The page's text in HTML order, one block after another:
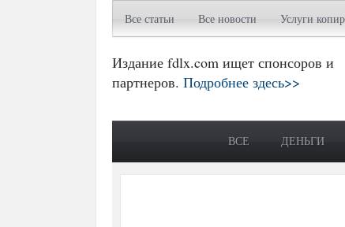
Все статьи Все новости Услуги
Издание fdlx.com ищет спонсоров и
партнеров. Подробнее здесь>>
ВСЕ ДЕНЬГИ